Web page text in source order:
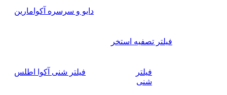
دایو و سرسره آکوامارین
فیلتر تصفیه استخر
فیلتر
شنی
فیلتر شنی آکوا اطلس